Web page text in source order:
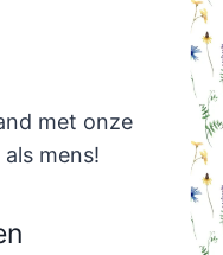
met onze
mens!